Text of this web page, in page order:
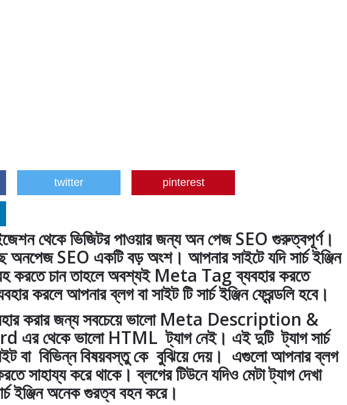
twitter pinterest
থেকে ভিজিটর পাওয়ার জন্য অন পেজ SEO গুরুত্বপূর্ণ।
SEO একটি বড় অংশ। আপনার সাইটে যদি সার্চ ইঞ্জিন
করতে চান তাহলে অবশ্যই Meta Tag ব্যবহার করতে
করলে আপনার ব্লগ বা সাইট টি সার্চ ইঞ্জিন ফ্রেন্ডলি হবে।
করার জন্য সবচেয়ে ভালো Meta Description &
এর থেকে ভালো HTML ট্যাগ নেই। এই দুটি ট্যাগ সার্চ
বা বিভিন্ন বিষয়বস্তু কে বুঝিয়ে দেয়। এগুলো আপনার ব্লগ
সাহায্য করে থাকে। ব্লগের টিউনে যদিও মেটা ট্যাগ দেখা
ইঞ্জিন অনেক গুরত্ব বহন করে।